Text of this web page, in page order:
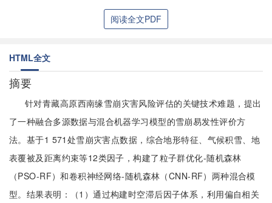
阅读全文PDF
HTML全文
摘要
针对青藏高原西南缘雪崩灾害风险评估的关键技术难题，提出
了一种融合多源数据与混合机器学习模型的雪崩易发性评价方
法。基于1 571处雪崩灾害点数据，综合地形特征、气候积雪、地
表覆被及距离约束等12类因子，构建了粒子群优化-随机森林
（PSO-RF）和卷积神经网络-随机森林（CNN-RF）两种混合模
型。结果表明：（1）通过构建时空滞后因子体系，利用偏自相关